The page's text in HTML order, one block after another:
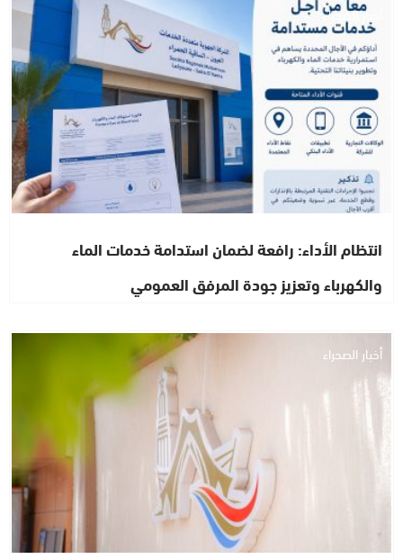
أخبار الصحراء
انتظام الأداء: رافعة لضمان استدامة خدمات الماء
والكهرباء وتعزيز جودة المرفق العمومي
أخبار الصحراء